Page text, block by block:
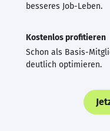
besseres Job-Leben.
Kostenlos profitieren
Schon als Basis-
deutlich optimieren.